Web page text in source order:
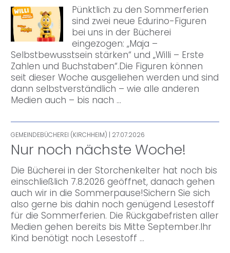
Pünktlich zu den Sommerferien
sind zwei neue Edurino-Figuren
bei uns in der Bücherei
eingezogen: „Maja –
Selbstbewusstsein stärken“ und „Willi – Erste
Zahlen und Buchstaben“.Die Figuren können
seit dieser Woche ausgeliehen werden und sind
dann selbstverständlich – wie alle anderen
Medien auch – bis nach …
GEMEINDEBÜCHEREI (KIRCHHEIM) | 27.07.2026
Nur noch nächste Woche!
Die Bücherei in der Storchenkelter hat noch bis
einschließlich 7.8.2026 geöffnet, danach gehen
auch wir in die Sommerpause!Sichern Sie sich
also gerne bis dahin noch genügend Lesestoff
für die Sommerferien. Die Rückgabefristen aller
Medien gehen bereits bis Mitte September.Ihr
Kind benötigt noch Lesestoff …